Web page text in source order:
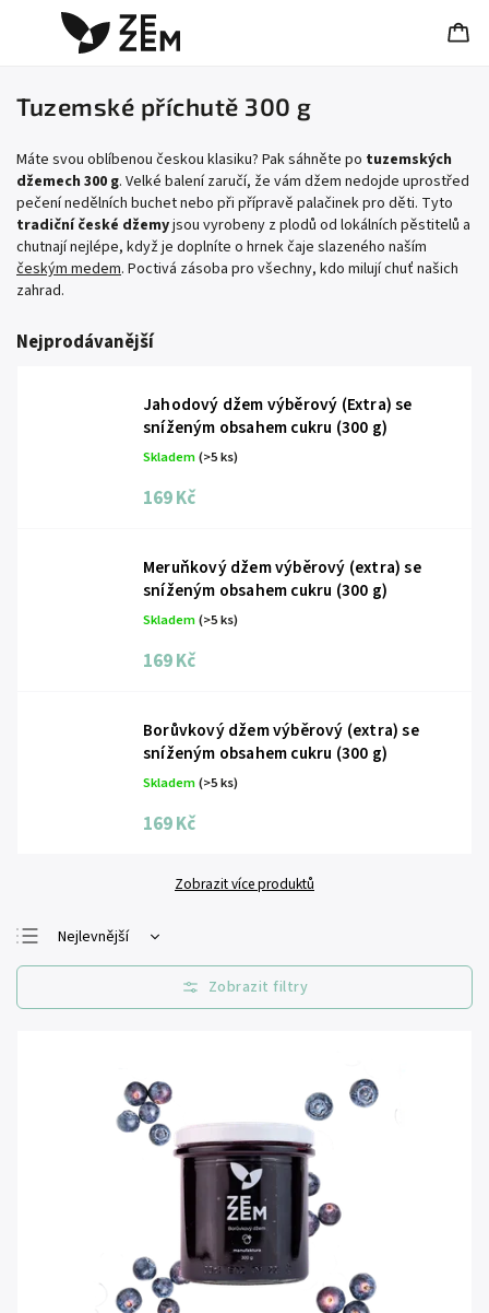
Tuzemské příchutě 300 g
Máte svou oblíbenou českou klasiku? Pak sáhněte po tuzemských
džemech 300 g. Velké balení zaručí, že vám džem nedojde uprostřed
pečení nedělních buchet nebo při přípravě palačinek pro děti. Tyto
tradiční české džemyjsou vyrobeny z plodů od lokálních pěstitelů a
chutnají nejlépe, když je doplníte o hrnek čaje slazeného naším
českým medem. Poctivá zásoba pro všechny, kdo milují chuť našich
zahrad.
Nejprodávanější
Jahodový džem výběrový (Extra) se
sníženým obsahem cukru (300 g)
Skladem(>5 ks)
169 Kč
Meruňkový džem výběrový (extra) se
sníženým obsahem cukru (300 g)
Skladem(>5 ks)
169 Kč
Borůvkový džem výběrový (extra) se
sníženým obsahem cukru (300 g)
Skladem(>5 ks)
169 Kč
Zobrazit více produktů
Nejlevnější
Nejdražší
Nejprodávanější